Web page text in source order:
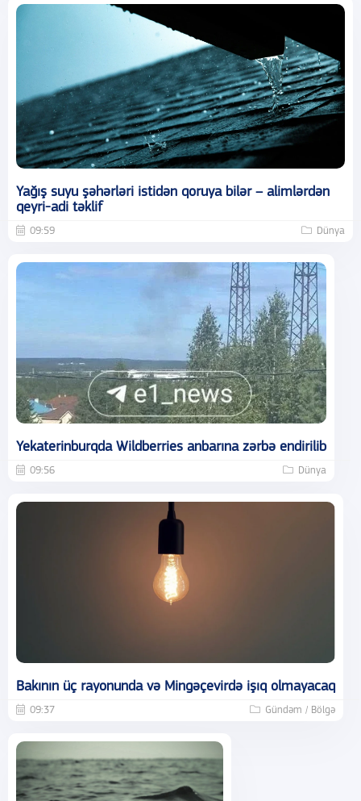
Yağış suyu şəhərləri istidən qoruya bilər – alimlərdən
qeyri-adi təklif
09:59 Dünya
Yekaterinburqda Wildberries anbarına zərbə endirilib
09:56 Dünya
Bakının üç rayonunda və Mingəçevirdə işıq olmayacaq
09:37 Gündəm / Bölgə